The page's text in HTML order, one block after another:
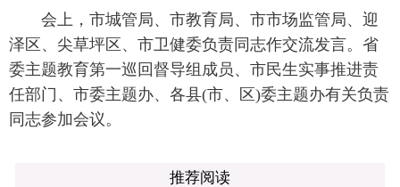
会上，市城管局、市教育局、市市场监管局、迎
泽区、尖草坪区、市卫健委负责同志作交流发言。省
委主题教育第一巡回督导组成员、市民生实事推进责
任部门、市委主题办、各县(市、区)委主题办有关负责
同志参加会议。
推荐阅读